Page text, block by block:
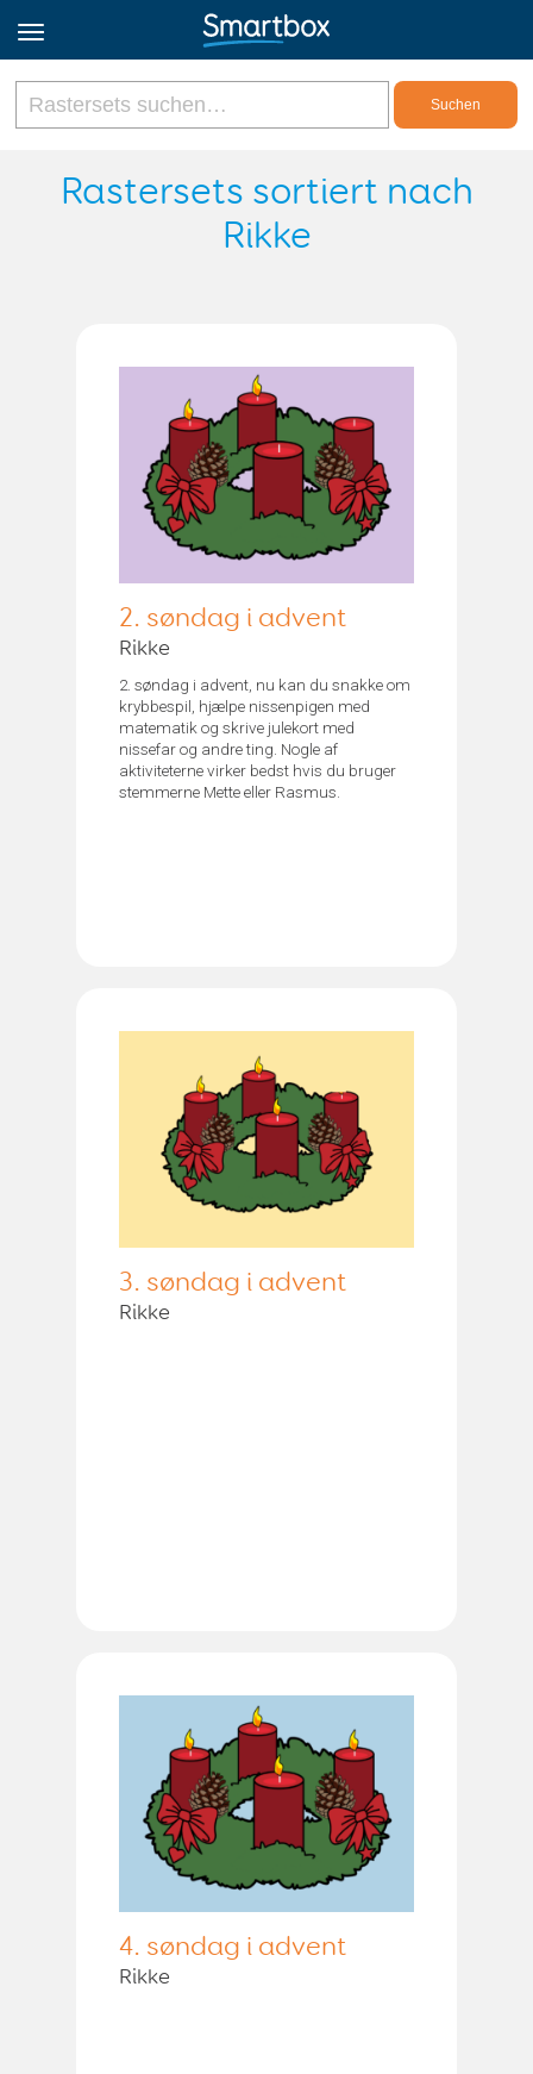
Online Grids
Anmeldung
Deutsch
Rastersets sortiert nach
Rikke
2. søndag i advent
Rikke
2. søndag i advent, nu kan du snakke om
krybbespil, hjælpe nissenpigen med
matematik og skrive julekort med
nissefar og andre ting. Nogle af
aktiviteterne virker bedst hvis du bruger
stemmerne Mette eller Rasmus.
3. søndag i advent
Rikke
4. søndag i advent
Rikke